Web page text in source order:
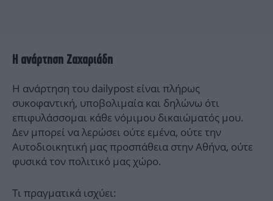
Η ανάρτηση Ζαχαριάδη
Η ανάρτηση του dailypost είναι πλήρως
συκοφαντική, υποβολιμαία και δηλώνω ότι
επιφυλάσσομαι κάθε νόμιμου δικαιώματός μου.
Δεν μπορεί να λερώσει ούτε εμένα, ούτε την
Αυτοδιοικητική μας προσπάθεια στην Αθήνα, ούτε
φυσικά τον πολιτικό μας χώρο.
Τι πραγματικά ισχύει: